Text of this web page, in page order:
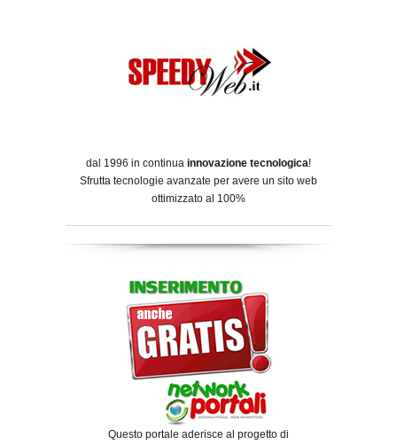
dal 1996 in continua innovazione tecnologica!
Sfrutta tecnologie avanzate per avere un sito web
ottimizzato al 100%
Questo portale aderisce al progetto di